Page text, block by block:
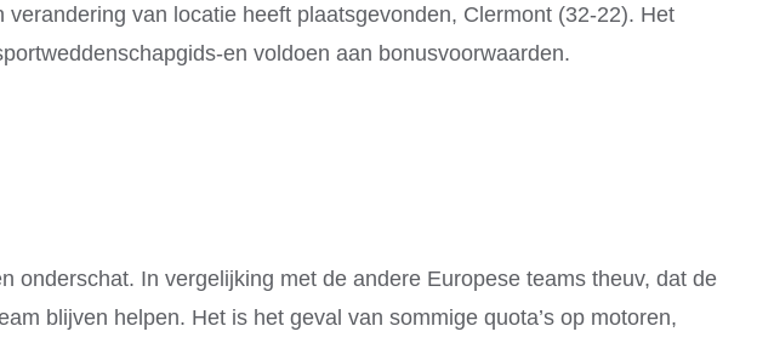
van locatie heeft plaatsgevonden, Clermont (32-22). Het
en voldoen aan bonusvoorwaarden.
In vergelijking met de andere Europese teams theuv, dat de
blijven helpen. Het is het geval van sommige quota’s op motoren,